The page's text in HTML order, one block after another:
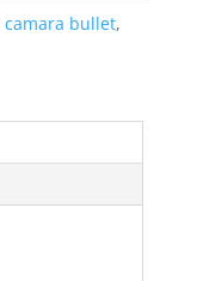
camara bullet,